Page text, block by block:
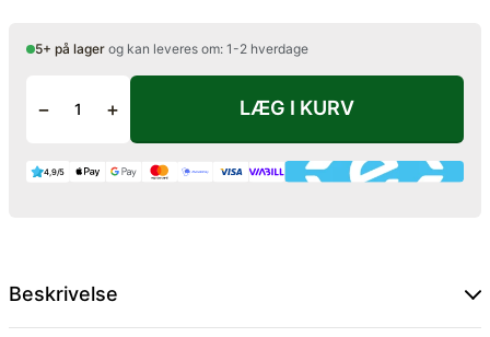
5+ på lager og kan leveres om: 1-2 hverdage
− + LÆG I KURV
4,9/5
Beskrivelse